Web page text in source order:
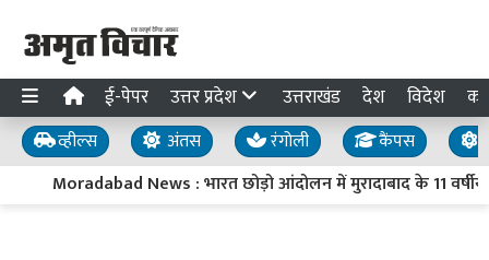
ई-पेपर उत्तर प्रदेश उत्तराखंड देश विदेश
व्हील्स अंतस रंगोली कैंपस
Moradabad News : भारत छोड़ो आंदोलन में मुरादाबाद के 11